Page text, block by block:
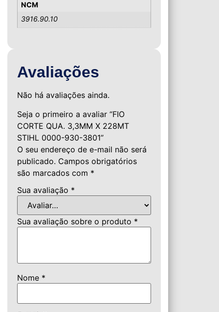
NCM
3916.90.10
Avaliações
Não há avaliações ainda.
Seja o primeiro a avaliar “FIO
CORTE QUA. 3,3MM X 228MT
STIHL 0000-930-3801”
O seu endereço de e-mail não será
publicado. Campos obrigatórios
são marcados com *
Sua avaliação *
Sua avaliação sobre o produto *
Nome *